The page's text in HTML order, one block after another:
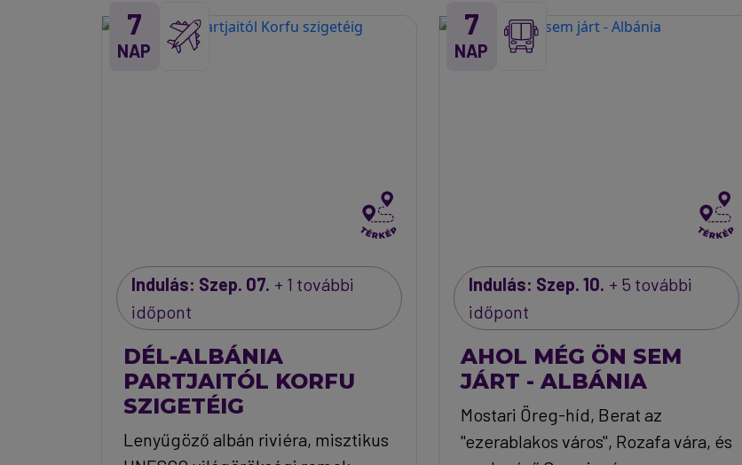
7
NAP
Indulás: Szep. 07. + 1 további
időpont
DÉL-ALBÁNIA
PARTJAITÓL KORFU
SZIGETÉIG
Lenyűgöző albán riviéra, misztikus
7
NAP
Indulás: Szep. 10. + 5 további
időpont
AHOL MÉG ÖN SEM
JÁRT - ALBÁNIA
Mostari Öreg-híd, Berat az
"ezerablakos város", Rozafa vára, és